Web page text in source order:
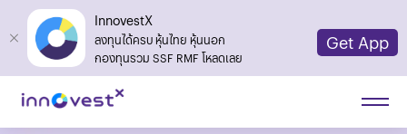
InnovestX
ลงทุนได้ครบ หุ้นไทย หุ้นนอก
กองทุนรวม SSF RMF โหลดเลย
Get App